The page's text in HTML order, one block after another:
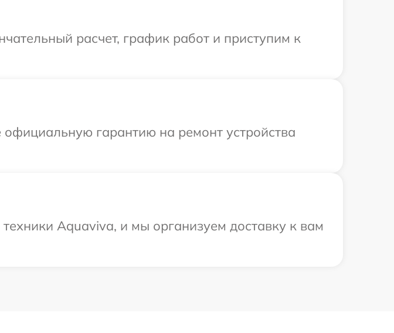
расчет, график работ и приступим к
гарантию на ремонт устройства
Aquaviva, и мы организуем доставку к вам